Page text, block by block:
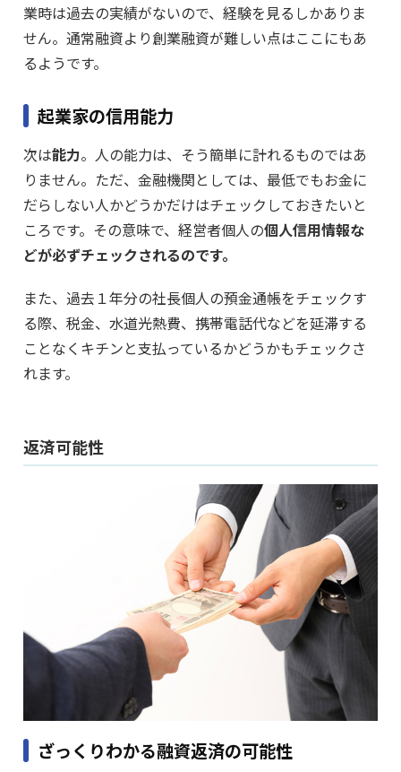
業時は過去の実績がないので、経験を見るしかありま
せん。通常融資より創業融資が難しい点はここにもあ
るようです。
起業家の信用能力
次は能力。人の能力は、そう簡単に計れるものではあ
りません。ただ、金融機関としては、最低でもお金に
だらしない人かどうかだけはチェックしておきたいと
ころです。その意味で、経営者個人の個人信用情報な
どが必ずチェックされるのです。
また、過去１年分の社長個人の預金通帳をチェックす
る際、税金、水道光熱費、携帯電話代などを延滞する
ことなくキチンと支払っているかどうかもチェックさ
れます。
返済可能性
ざっくりわかる融資返済の可能性